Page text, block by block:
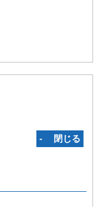
‐ 閉じる